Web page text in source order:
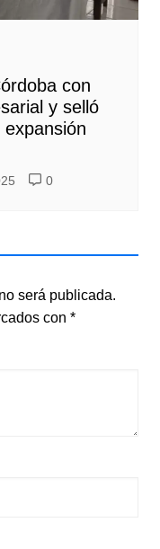
con
y selló
0
será publicada.
con *